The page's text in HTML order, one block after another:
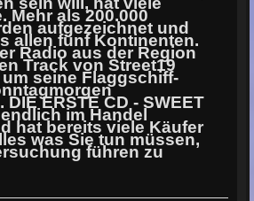
Mehr als 200.000
aufgezeichnet und
allen fünf Kontinenten.
Radio aus der Region
Track von Street19
seine Flaggschiff-
ERSTE CD - SWEET
im Handel
hat bereits viele Käufer
was Sie tun müssen,
führen zu